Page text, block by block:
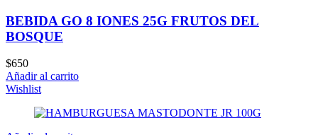
BEBIDA GO 8 IONES 25G FRUTOS DEL
BOSQUE
$650
Añadir al carrito
Wishlist